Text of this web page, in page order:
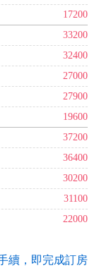
17200
33200
32400
27000
27900
19600
37200
36400
30200
31100
22000
續，即完成訂房